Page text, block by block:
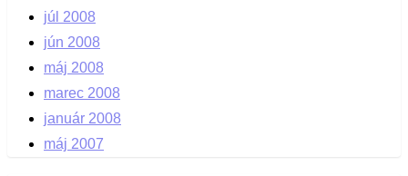
júl 2008
jún 2008
máj 2008
marec 2008
január 2008
máj 2007